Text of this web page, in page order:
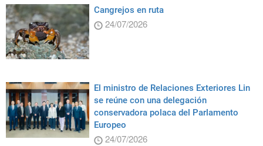
Cangrejos en ruta
24/07/2026
El ministro de Relaciones Exteriores Lin
se reúne con una delegación
conservadora polaca del Parlamento
Europeo
24/07/2026